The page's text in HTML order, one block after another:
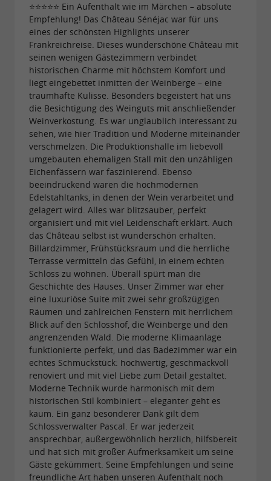
⭐⭐⭐⭐⭐ Ein Aufenthalt wie im Märchen – absolute
Empfehlung! Das Château Sénéjac war für uns
eines der schönsten Highlights unserer
Frankreichreise. Dieses wunderschöne Château mit
seinen wenigen Gästezimmern verbindet
historischen Charme mit höchstem Komfort und
liegt eingebettet inmitten der Weinberge – eine
traumhafte Kulisse. Besonders begeistert hat uns
die Besichtigung des Weinguts mit anschließender
Weinverkostung. Es war unglaublich interessant zu
sehen, wie hier Tradition und Moderne miteinander
verschmelzen. Die Produktionshalle im liebevoll
umgebauten ehemaligen Stall mit den unzähligen
Eichenfässern war faszinierend. Ebenso
beeindruckend waren die hochmodernen
Edelstahltanks, in denen der Wein verarbeitet und
gelagert wird. Alles war blitzsauber, perfekt
organisiert und mit viel Leidenschaft erklärt. Auch
das Château selbst ist wunderschön erhalten.
Billardzimmer, Frühstücksraum und die herrliche
Terrasse vermitteln das Gefühl, in einem echten
Schloss zu wohnen. Überall spürt man die
Geschichte des Hauses. Unser Zimmer war eher
eine luxuriöse Suite mit zwei sehr großzügigen
Räumen und zahlreichen Fenstern mit herrlichem
Blick auf den Schlosshof, die Weinberge und den
angrenzenden Wald. Die moderne Klimaanlage
funktionierte perfekt, und das Badezimmer war ein
echtes Schmuckstück: hochwertig, geschmackvoll
renoviert und mit viel Liebe zum Detail gestaltet.
Moderne Technik wurde harmonisch mit dem
historischen Stil kombiniert – eleganter geht es
kaum. Ein ganz besonderer Dank gilt dem
Schlossverwalter Pascal. Er war jederzeit
ansprechbar, außergewöhnlich herzlich, hilfsbereit
und hat sich mit großer Aufmerksamkeit um seine
Gäste gekümmert. Seine Empfehlungen und seine
freundliche Art haben unseren Aufenthalt noch